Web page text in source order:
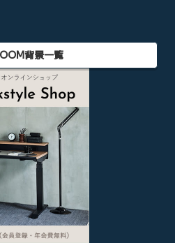
背景一覧